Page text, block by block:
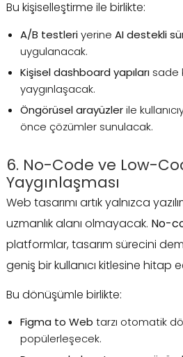
Bu kişiselleştirme ile birlikte:
A/B testleriyerine AI destekli
uygulanacak.
Kişisel dashboard yapıları sade
yaygınlaşacak.
Öngörüsel arayüzlerile
önce çözümler sunulacak.
6. No-Code ve Low-
Yaygınlaşması
Web tasarımı artık yalnızca
uzmanlık alanı olmayacak. No-
platformlar, tasarım sürecini
geniş bir kullanıcı kitlesine hitap
Bu dönüşümle birlikte:
Figma to Web tarzı otomatik
popülerleşecek.